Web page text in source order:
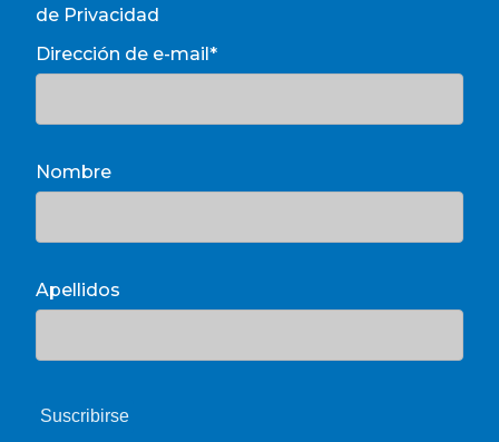
de Privacidad
Dirección de e-mail*
Nombre
Apellidos